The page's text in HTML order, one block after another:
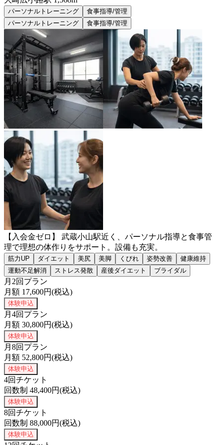
パーソナルトレーニング
食事指導/管理
パーソナルトレーニング
食事指導/管理
【入会金ゼロ】 武蔵小山駅近く、パーソナル指導と食事管
理で理想の体作りをサポート。設備も充実。
筋力UP ダイエット 美尻 美脚 くびれ 姿勢改善
健康維持
運動不足解消
ストレス発散 産後ダイエット ブライダル
月2回プラン
月額 17,600円(税込)
体験申込
月4回プラン
月額 30,800円(税込)
体験申込
月8回プラン
月額 52,800円(税込)
体験申込
4回チケット
回数制 48,400円(税込)
体験申込
8回チケット
回数制 88,000円(税込)
体験申込